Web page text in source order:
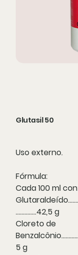
Glutasil 50
Uso externo.
Fórmula:
Cada 100 ml
..............42,5 g
Cloreto de
5 g